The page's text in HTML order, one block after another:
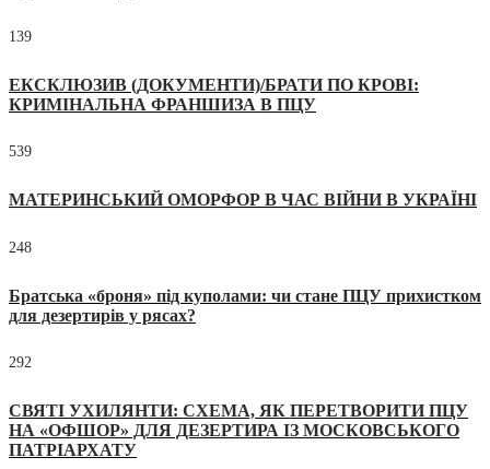
139
ЕКСКЛЮЗИВ (ДОКУМЕНТИ)/БРАТИ ПО КРОВІ:
КРИМІНАЛЬНА ФРАНШИЗА В ПЦУ
539
МАТЕРИНСЬКИЙ ОМОРФОР В ЧАС ВІЙНИ В УКРАЇНІ
248
Братська «броня» під куполами: чи стане ПЦУ прихистком
для дезертирів у рясах?
292
СВЯТІ УХИЛЯНТИ: СХЕМА, ЯК ПЕРЕТВОРИТИ ПЦУ
НА «ОФШОР» ДЛЯ ДЕЗЕРТИРА ІЗ МОСКОВСЬКОГО
ПАТРІАРХАТУ